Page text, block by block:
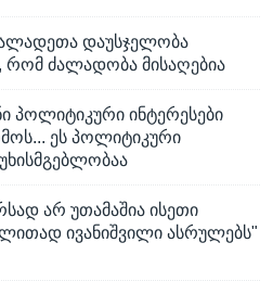
დაუსჯელობა
რომ ძალადობა მისაღებია
პოლიტიკური ინტერესები
ეს პოლიტიკური
არ უთამაშია ისეთი
ივანიშვილი ასრულებს"